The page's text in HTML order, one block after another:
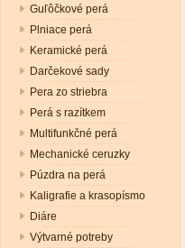
Guľôčkové perá
Plniace perá
Keramické perá
Darčekové sady
Pera zo striebra
Perá s razítkem
Multifunkčné perá
Mechanické ceruzky
Púzdra na perá
Kaligrafie a krasopísmo
Diáre
Výtvarné potreby